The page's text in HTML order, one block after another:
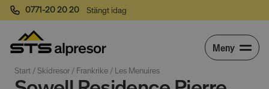
0771-20 20 20 Stängt idag
Meny
Start / Skidresor / Frankrike / Les Menuires